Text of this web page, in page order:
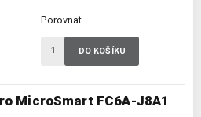
MicroSmart FC6A-J8A1
Porovnat
DO KOŠÍKU